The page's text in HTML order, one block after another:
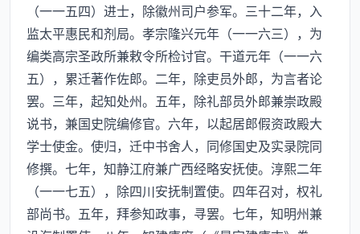
（一一五四）进士，除徽州司户参军。三十二年，入
监太平惠民和剂局。孝宗隆兴元年（一一六三），为
编类高宗圣政所兼敕令所检讨官。干道元年（一一六
五），累迁著作佐郎。二年，除吏员外郎，为言者论
罢。三年，起知处州。五年，除礼部员外郎兼崇政殿
说书，兼国史院编修官。六年，以起居郎假资政殿大
学士使金。使归，迁中书舍人，同修国史及实录院同
修撰。七年，知静江府兼广西经略安抚使。淳熙二年
（一一七五），除四川安抚制置使。四年召对，权礼
部尚书。五年，拜参知政事，寻罢。七年，知明州兼